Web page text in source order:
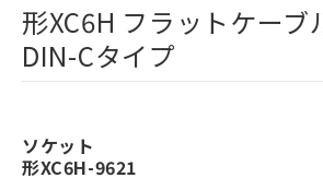
形XC6H フラットケーブ
DIN-Cタイプ
ソケット
形XC6H-9621